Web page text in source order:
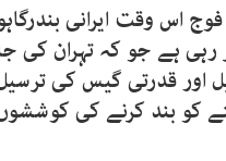
اس وقت ایرانی
رہی ہے جو کہ تہران کی
اور قدرتی گیس کی
کو بند کرنے کی